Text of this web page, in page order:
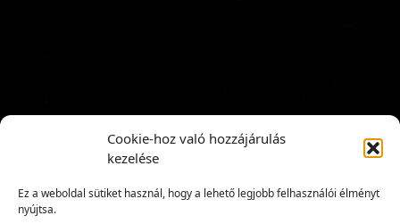
Cookie-hoz való hozzájárulás
kezelése
Ez a weboldal sütiket használ, hogy a lehető legjobb felhasználói élményt
nyújtsa.